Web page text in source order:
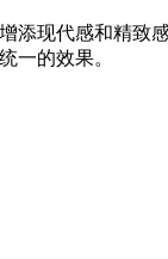
添现代感和精致
一的效果。